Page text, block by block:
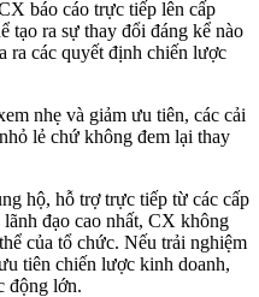
báo cáo trực tiếp lên cấp
tạo ra sự thay đổi đáng kể nào
ra các quyết định chiến lược
nhẹ và giảm ưu tiên, các cải
lẻ chứ không đem lại thay
hộ, hỗ trợ trực tiếp từ các cấp
đạo cao nhất, CX không
của tổ chức. Nếu trải nghiệm
tiên chiến lược kinh doanh,
động lớn.